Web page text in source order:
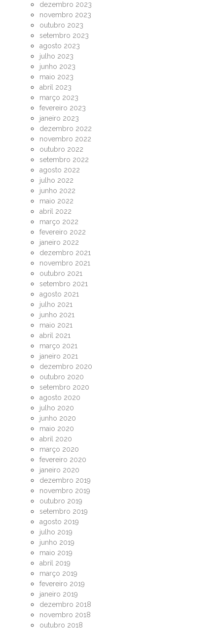
dezembro 2023
novembro 2023
outubro 2023
setembro 2023
agosto 2023
julho 2023
junho 2023
maio 2023
abril 2023
março 2023
fevereiro 2023
janeiro 2023
dezembro 2022
novembro 2022
outubro 2022
setembro 2022
agosto 2022
julho 2022
junho 2022
maio 2022
abril 2022
março 2022
fevereiro 2022
janeiro 2022
dezembro 2021
novembro 2021
outubro 2021
setembro 2021
agosto 2021
julho 2021
junho 2021
maio 2021
abril 2021
março 2021
janeiro 2021
dezembro 2020
outubro 2020
setembro 2020
agosto 2020
julho 2020
junho 2020
maio 2020
abril 2020
março 2020
fevereiro 2020
janeiro 2020
dezembro 2019
novembro 2019
outubro 2019
setembro 2019
agosto 2019
julho 2019
junho 2019
maio 2019
abril 2019
março 2019
fevereiro 2019
janeiro 2019
dezembro 2018
novembro 2018
outubro 2018